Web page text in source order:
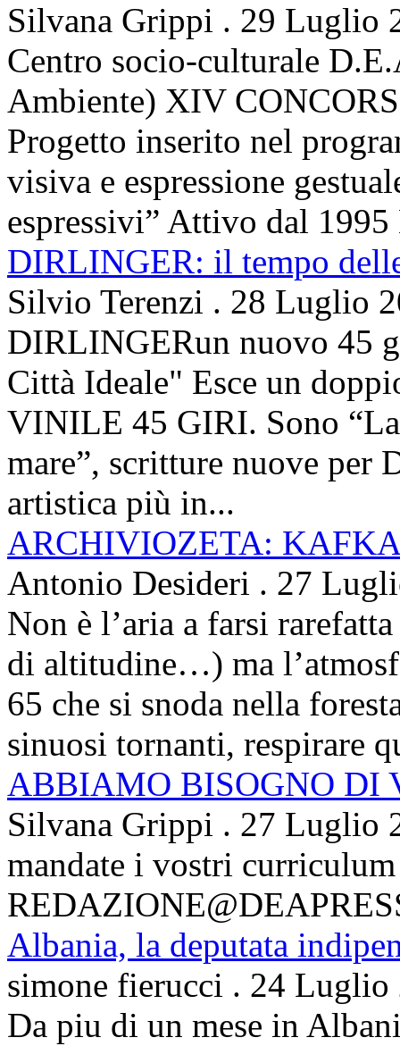
Silvana Grippi . 29 Luglio
Centro socio-culturale
Ambiente) XIV
Progetto inserito nel
visiva e espressione
espressivi” Attivo dal 1995
DIRLINGER: il tempo
Silvio Terenzi . 28 Luglio
DIRLINGERun nuovo 45
Città Ideale" Esce un
VINILE 45 GIRI. Sono
mare”, scritture nuove per
artistica più in...
ARCHIVIOZETA:
Antonio Desideri . 27
Non è l’aria a farsi
di altitudine…) ma
65 che si snoda nella
sinuosi tornanti, respirare
ABBIAMO BISOGNO DI
Silvana Grippi . 27 Luglio
mandate i vostri
Albania, la deputata
simone fierucci . 24 Luglio
Da piu di un mese in